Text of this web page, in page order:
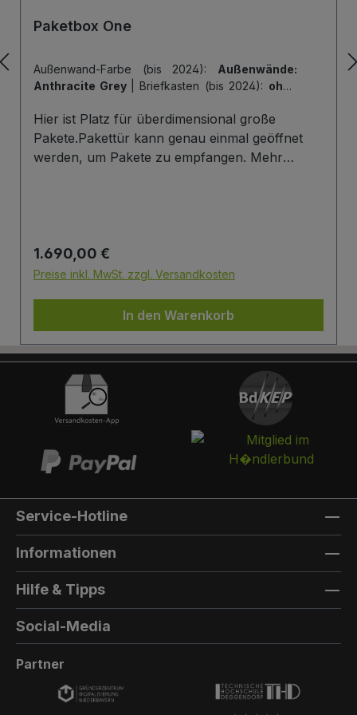
Paketbox One
Außenwand-Farbe (bis 2024): Außenwände:
Anthracite Grey
Briefkasten (bis 2024): ohne
Hintertür | Tiefe der Paketbox (bis 2024):
cm Außenmaß (Standard) | Tür-Farbe (bis
2024):Tür: Anthracite Grey
Hier ist Platz für überdimensional große
Pakete.Pakettür kann genau einmal geöffnet
werden, um Pakete zu empfangen. Mehr
Die Tür wird immer mit einem Halbzylinder
ausgestattet. Das heißt, Sie können den selben
Ihrer Haustüre haben und die Paketbox mit
dem selben Schlüssel öffnen.
Briefkasten:Optional kann ein Briefkasten
integriert werden. Die Post landet in einem
separaten und absperrbaren Auffangkorb.
Hintertür:Auf der Rückseite können Sie eine
Hintertür integrieren. Die Farbe der Hintertür ist
immer die gleiche Farbe, wie die Türfarbe
vorne. Außenmaterial: 8mm HPL(High
Firma Trespa Bei Sonderfarbe: Bezeichnung
der TürfarbeGeben Sie hier den Namen Ihrer
Wunschfarbe an.Die Lieferzeit bei
Sonderfarben verlängert sich um 5 bis 6
AußenfarbeGeben Sie hier den Namen der
Wunschfarbe an.Hinweis: Falls Sie die Türfarbe
in der selben Farbe wie die Außenwandfarbe
berechnet wird.Die Lieferzeit bei Sonderfarben
Regulärer Preis:
1.690,00 €
Preise inkl. MwSt. zzgl. Versandkosten
In den Warenkorb
Service-Hotline
Informationen
Hilfe & Tipps
Social-Media
Partner